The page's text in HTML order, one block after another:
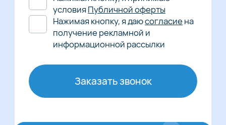
условия Публичной оферты
Нажимая кнопку, я даюсогласие на
получение рекламной и
информационной рассылки
Заказать звонок